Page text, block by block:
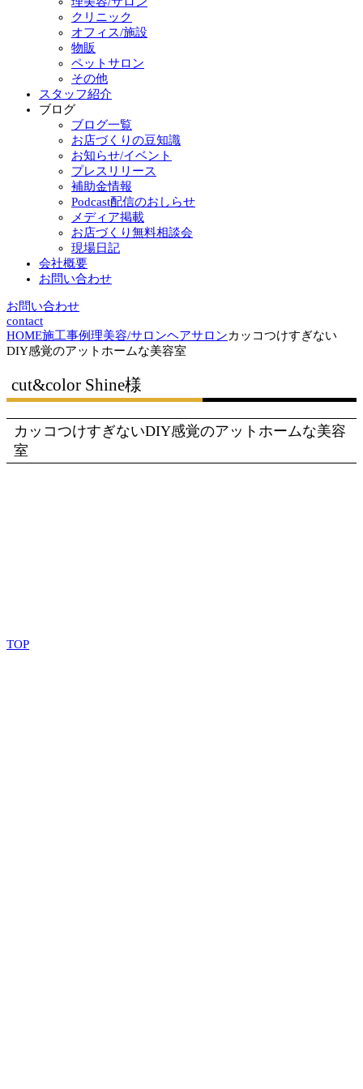
クリニック
オフィス/施設
物販
ペットサロン
その他
スタッフ紹介
ブログ
ブログ一覧
お店づくりの豆知識
お知らせ/イベント
プレスリリース
補助金情報
Podcast配信のおしらせ
メディア掲載
お店づくり無料相談会
現場日記
会社概要
お問い合わせ
TOP
お問い合わせ
contact
HOME施工事例理美容/サロンヘアサロンカッコつけすぎない
DIY感覚のアットホームな美容室
cut&color Shine様
カッコつけすぎないDIY感覚のアットホームな美容
室